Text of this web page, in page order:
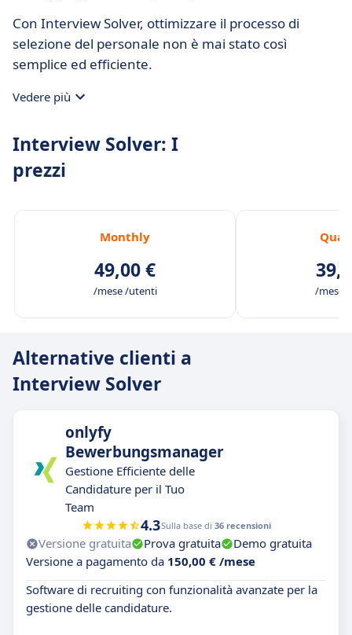
Con Interview Solver, ottimizzare il processo di
selezione del personale non è mai stato così
semplice ed efficiente.
Vedere più
Interview Solver: I
prezzi
Monthly
49,00 €
/mese /utenti /mese
Alternative clienti a
Interview Solver
onlyfy
Bewerbungsmanager
Gestione Efficiente delle
Candidature per il Tuo
Team
4.3Sulla base di 36 recensioni
Versione gratuita Prova gratuita
Demo gratuita
Versione a pagamento da 150,00 € /mese
Software di recruiting con funzionalità avanzate per la
gestione delle candidature.